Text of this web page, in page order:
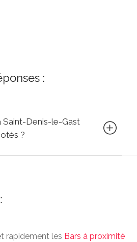
:
Saint-Denis-le-Gast
?
rapidement les Bars à proximité